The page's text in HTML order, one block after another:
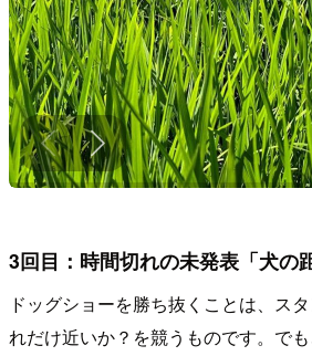
3回目：時間切れの未発表「犬の
ドッグショーを勝ち抜くことは、ス
れだけ近いか？を競うものです。で